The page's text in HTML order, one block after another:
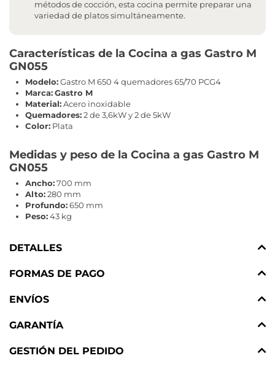
métodos de cocción, esta cocina permite preparar una
variedad de platos simultáneamente.
Características de la Cocina a gas Gastro M
GN055
Modelo:Gastro M 650 4 quemadores 65/70 PCG4
Marca:Gastro M
Material:Acero inoxidable
Quemadores:2 de 3,6kW y 2 de 5kW
Color: Plata
Medidas y peso de la Cocina a gas Gastro M
GN055
Ancho:700 mm
Alto:280 mm
Profundo:650 mm
Peso:43 kg
DETALLES
FORMAS DE PAGO
ENVÍOS
GARANTÍA
GESTIÓN DEL PEDIDO